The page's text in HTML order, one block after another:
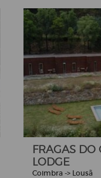
FRAGAS DO
LODGE
Coimbra -> Lousã